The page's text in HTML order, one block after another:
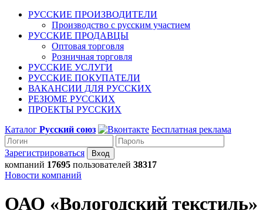
РУССКИЕ ПРОИЗВОДИТЕЛИ
Производство с русским участием
РУССКИЕ ПРОДАВЦЫ
Оптовая торговля
Розничная торговля
РУССКИЕ УСЛУГИ
РУССКИЕ ПОКУПАТЕЛИ
ВАКАНСИИ ДЛЯ РУССКИХ
РЕЗЮМЕ РУССКИХ
ПРОЕКТЫ РУССКИХ
Каталог Русский союз Бесплатная реклама
Зарегистрироваться
компаний 17695 пользователей 38317
Новости компаний
ОАО «Вологодский текстиль»